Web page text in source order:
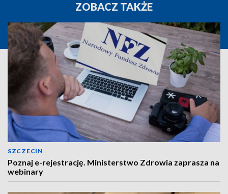
ZOBACZ TAKŻE
SZCZECIN
Poznaj e-rejestrację. Ministerstwo Zdrowia zaprasza na
webinary